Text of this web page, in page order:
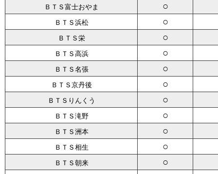
ＢＴＳ富士おやま ○
ＢＴＳ浜松 ○
ＢＴＳ栄 ○
ＢＴＳ高浜 ○
ＢＴＳ名張 ○
ＢＴＳ京丹後 ○
ＢＴＳりんくう ○
ＢＴＳ滝野 ○
ＢＴＳ洲本 ○
ＢＴＳ相生 ○
ＢＴＳ朝来 ○